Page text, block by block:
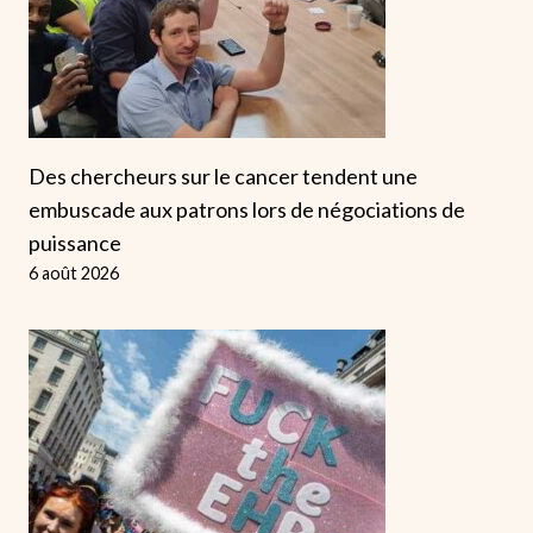
Des chercheurs sur le cancer tendent une
embuscade aux patrons lors de négociations de
puissance
6 août 2026